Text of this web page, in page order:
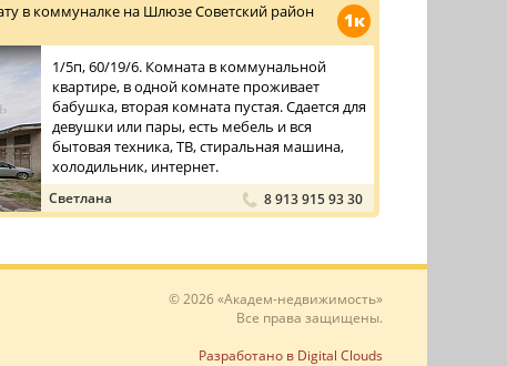
1к
в коммуналке на Шлюзе Советский район
1/5п, 60/19/6. Комната в коммунальной
квартире, в одной комнате проживает
бабушка, вторая комната пустая. Сдается для
девушки или пары, есть мебель и вся
бытовая техника, ТВ, стиральная машина,
холодильник, интернет.
Светлана 8 913 915 93 30
© 2026 «Академ-недвижимость»
Все права защищены.
Разработано в Digital Clouds